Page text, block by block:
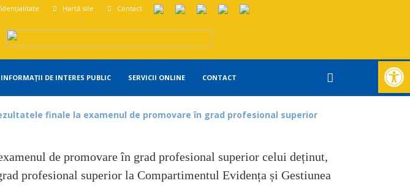
Hartă site Contact
INFORMAȚII DE INTERES PUBLIC SERVICII ONLINE CONTACT
finale la examenul de promovare în grad profesional superior
de promovare în grad profesional superior celui deținut,
profesional superior la Compartimentul Evidența și Gestiunea
Deschide